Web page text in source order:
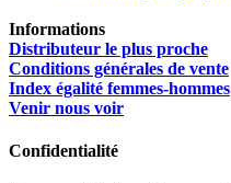
Informations
Distributeur le plus proche
Conditions générales de vente
Index égalité femmes-hommes
Venir nous voir
Confidentialité